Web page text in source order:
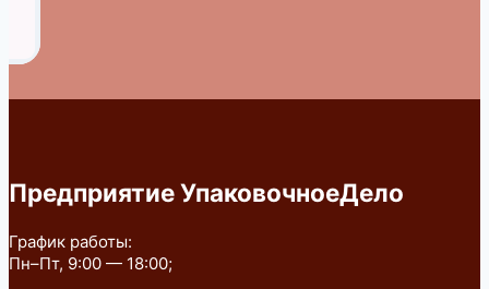
Предприятие УпаковочноеДело
График работы:
Пн–Пт, 9:00 — 18:00;